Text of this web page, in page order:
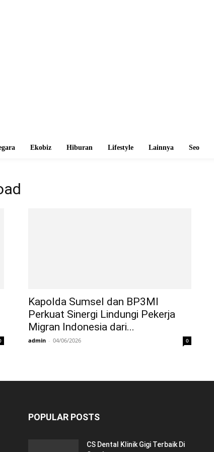
Ekobiz Hiburan Lifestyle Lainnya Seo
Kapolda Sumsel dan BP3MI
Perkuat Sinergi Lindungi Pekerja
Migran Indonesia dari...
admin - 04/06/2026 0
POPULAR POSTS
CS Dental Klinik Gigi Terbaik Di